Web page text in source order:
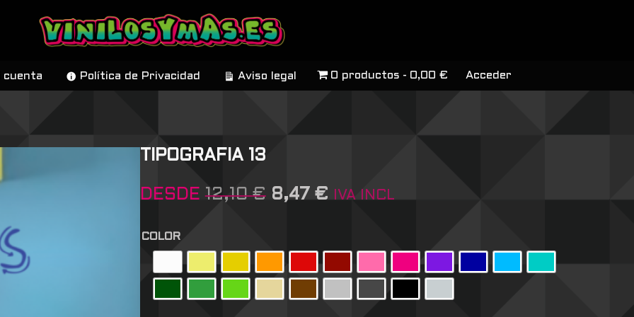
cuenta Política de Privacidad Aviso legal 0 productos 0,00 € Acceder
TIPOGRAFIA 13
DESDE 12,10€ 8,47 € IVA INCL
COLOR